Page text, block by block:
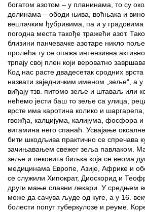
богатом азотом – у планинама, то су
долинама – ободи њива, воћњака и
вештачким ђубривима, па и у
погодна места такође тражећи азот.
близини панчевачке азотаре никло
пролећа ту се опажа интензивна
трпају свој плен који вероватно
Код нас расте двадесетак сродних
назвати заједничким именом „зеље“, а
виђају тзв. питомо зеље и штаваљ или
нећемо јести баш то зеље са улица,
врсте има каротина колико и
гвожђа, калцијума, калијума, фосфора
витамина него спанаћ. Усвајање
бити шкодљива практично се спречава
зачињавањем свежег зеља павлаком.
зеље и лековита биљка која се веома
медицинама Европе, Азије, Африке и
се служили Хипократ, Диоскорид и
други мање славни лекари. У средњем
може да сачува људе од куге, а у 16.
болести попут туберкулозе и реуме.